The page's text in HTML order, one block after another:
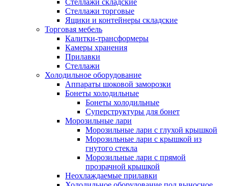
Стеллажи складские
Стеллажи торговые
Ящики и контейнеры складские
Торговая мебель
Калитки-трансформеры
Камеры хранения
Прилавки
Стеллажи
Холодильное оборудование
Аппараты шоковой заморозки
Бонеты холодильные
Бонеты холодильные
Суперструктуры для бонет
Морозильные лари
Морозильные лари с глухой крышкой
Морозильные лари с крышкой из
гнутого стекла
Морозильные лари с прямой
прозрачной крышкой
Неохлаждаемые прилавки